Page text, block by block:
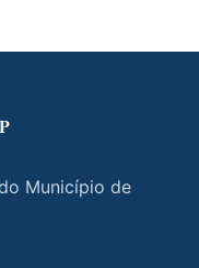
Município de